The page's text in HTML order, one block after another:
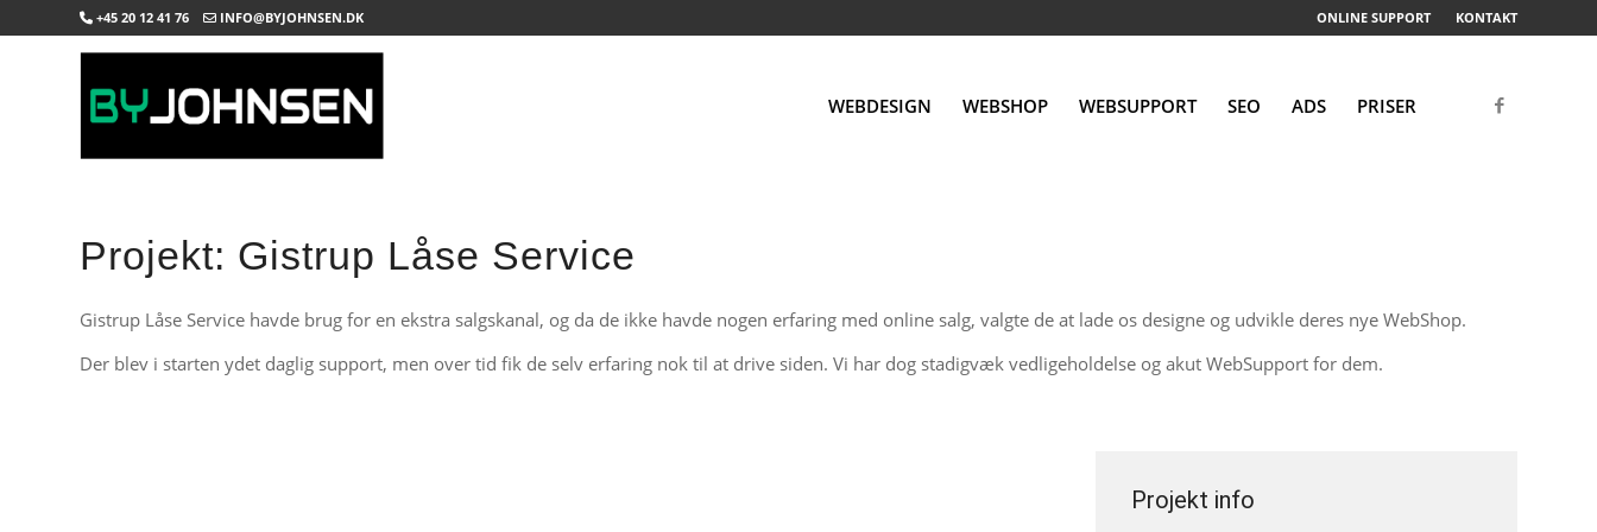
ONLINE SUPPORT KONTAKT
+45 20 12 41 76 INFO@BYJOHNSEN.DK
WEBDESIGN WEBSHOP WEBSUPPORT SEO ADS PRISER
Projekt: Gistrup Låse Service
Gistrup Låse Service havde brug for en ekstra salgskanal, og da de ikke havde nogen erfaring med online salg, valgte de at lade os designe og udvikle deres nye WebShop.
Der blev i starten ydet daglig support, men over tid fik de selv erfaring nok til at drive siden. Vi har dog stadigvæk vedligeholdelse og akut WebSupport for dem.
Projekt info